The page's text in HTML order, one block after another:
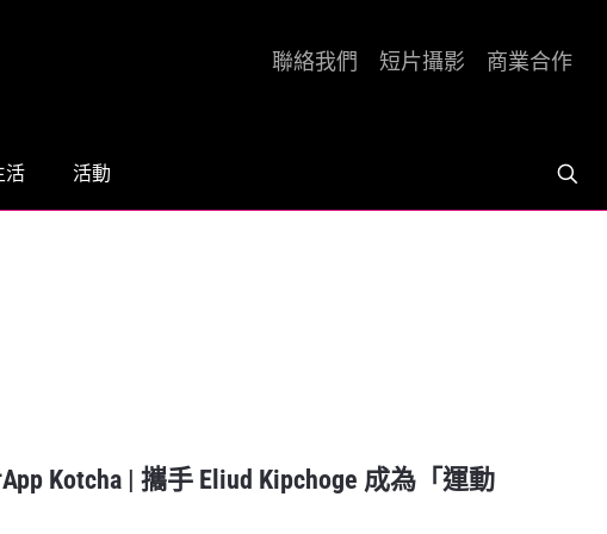
活 活動
聯絡我們 短片攝影 商業合作
Kotcha | 攜手 Eliud Kipchoge 成為「運動